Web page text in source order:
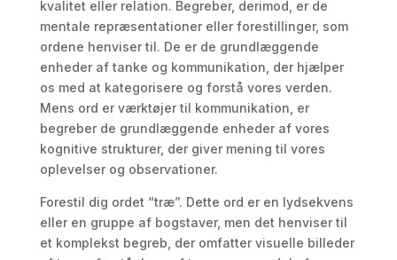
kvalitet eller relation. Begreber, derimod, er de
mentale repræsentationer eller forestillinger, som
ordene henviser til. De er de grundlæggende
enheder af tanke og kommunikation, der hjælper
os med at kategorisere og forstå vores verden.
Mens ord er værktøjer til kommunikation, er
begreber de grundlæggende enheder af vores
kognitive strukturer, der giver mening til vores
oplevelser og observationer.
Forestil dig ordet “træ”. Dette ord er en lydsekvens
eller en gruppe af bogstaver, men det henviser til
et komplekst begreb, der omfatter visuelle billeder